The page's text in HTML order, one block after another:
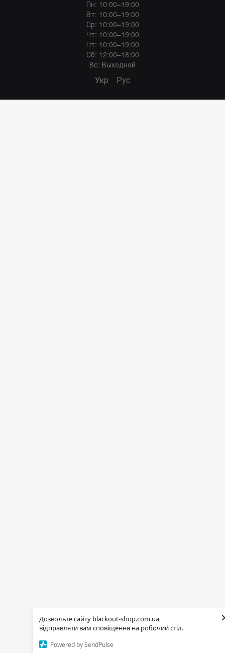
Дозвольте сайту blackout-shop.com.ua
відправляти вам сповіщення на робочий стіл.
Powered by SendPulse
Пн: 10:00–19:00
Вт: 10:00–19:00
Ср: 10:00–19:00
Чт: 10:00–19:00
Пт: 10:00–19:00
Сб: 12:00–18:00
Вс: Выходной
Укр Рус